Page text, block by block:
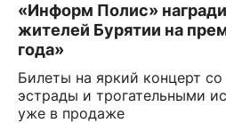
«Информ Полис»
жителей Бурятии на
года»
Билеты на яркий концерт
эстрады и трогательными
уже в продаже